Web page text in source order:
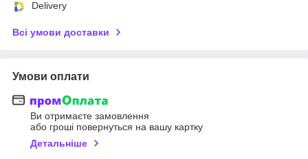
Delivery
Всі умови доставки
Умови оплати
Ви отримаєте замовлення
або гроші повернуться на вашу картку
Детальніше